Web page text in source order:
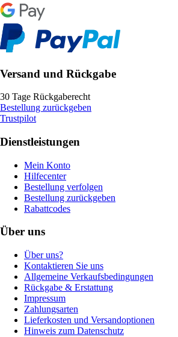
Versand und Rückgabe
30 Tage Rückgaberecht
Bestellung zurückgeben
Trustpilot
Dienstleistungen
Mein Konto
Hilfecenter
Bestellung verfolgen
Bestellung zurückgeben
Rabattcodes
Über uns
Über uns?
Kontaktieren Sie uns
Allgemeine Verkaufsbedingungen
Rückgabe & Erstattung
Impressum
Zahlungsarten
Lieferkosten und Versandoptionen
Hinweis zum Datenschutz